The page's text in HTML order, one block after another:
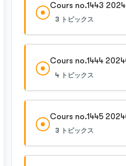
Cours no.1443
3 トピックス
Cours no.1444
4 トピックス
Cours no.1445
3 トピックス